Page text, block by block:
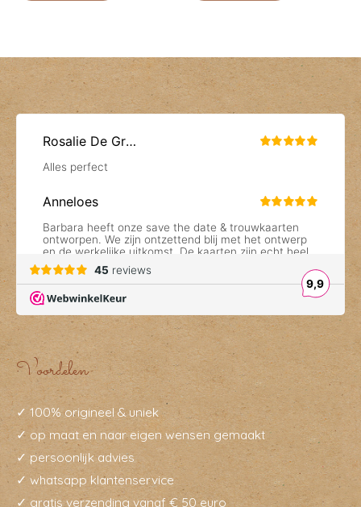
Voordelen
✓ 100% origineel & uniek
✓ op maat en naar eigen wensen gemaakt
✓ persoonlijk advies
✓ whatsapp klantenservice
✓ gratis verzending vanaf € 50 euro